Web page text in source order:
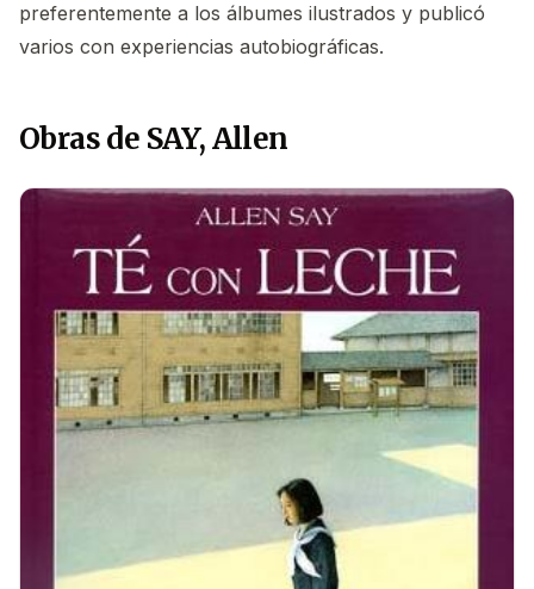
preferentemente a los álbumes ilustrados y publicó
varios con experiencias autobiográficas.
Obras de SAY, Allen